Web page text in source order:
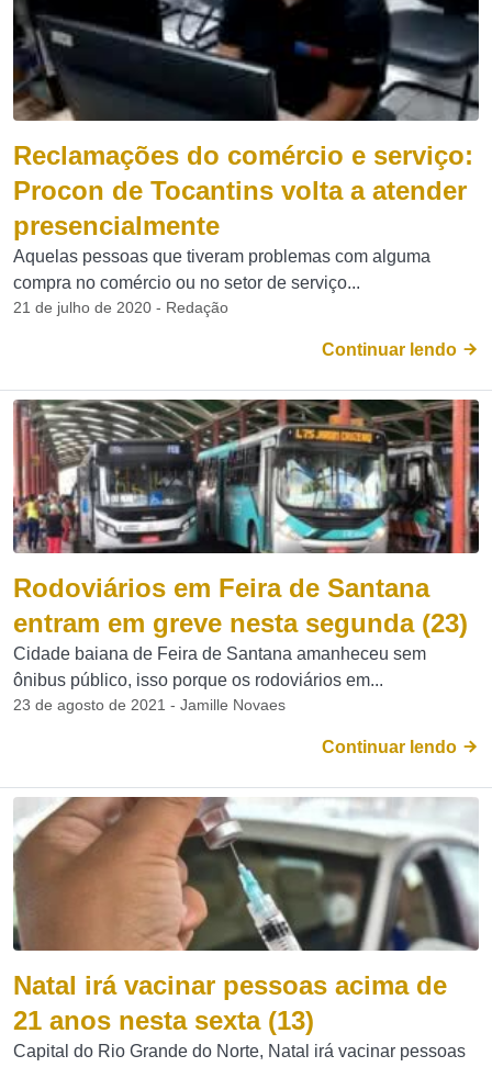
Reclamações do comércio e serviço:
Procon de Tocantins volta a atender
presencialmente
Aquelas pessoas que tiveram problemas com alguma
compra no comércio ou no setor de serviço...
21 de julho de 2020 - Redação
Continuar lendo
Rodoviários em Feira de Santana
entram em greve nesta segunda (23)
Cidade baiana de Feira de Santana amanheceu sem
ônibus público, isso porque os rodoviários em...
23 de agosto de 2021 - Jamille Novaes
Continuar lendo
Natal irá vacinar pessoas acima de
21 anos nesta sexta (13)
Capital do Rio Grande do Norte, Natal irá vacinar pessoas